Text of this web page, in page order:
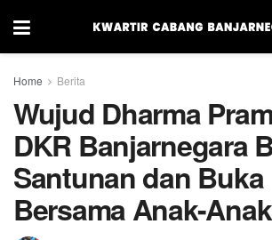
Home Berita
Wujud Dharma
DKR Banjarnegara
Santunan dan Buka
Bersama Anak-